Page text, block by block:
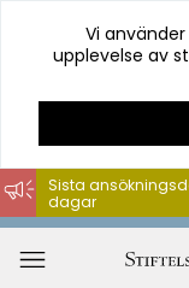
Hoppa
till
innehåll
Vi
upplevelse av
Sista
dagar